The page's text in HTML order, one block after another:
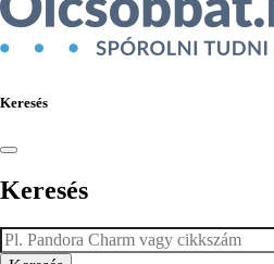
Keresés
Keresés